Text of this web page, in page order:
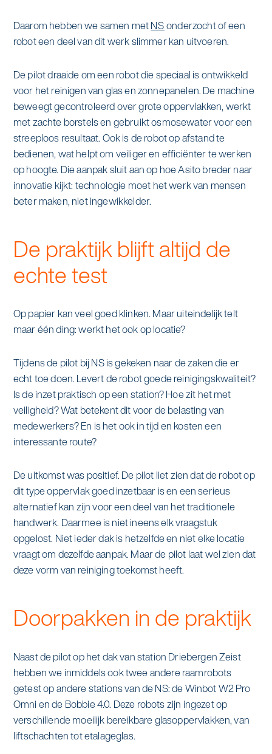
Daarom hebben we samen metNSonderzocht of een
robot een deel van dit werk slimmer kan uitvoeren.
De pilot draaide om een robot die speciaal is ontwikkeld
voor het reinigen van glas en zonnepanelen. De machine
beweegt gecontroleerd over grote oppervlakken, werkt
met zachte borstels en gebruikt osmosewater voor een
streeploos resultaat. Ook is de robot op afstand te
bedienen, wat helpt om veiliger en efficiënter te werken
op hoogte. Die aanpak sluit aan op hoe Asito breder naar
innovatie kijkt: technologie moet het werk van mensen
beter maken, niet ingewikkelder.
De praktijk blijft altijd de
echte test
Op papier kan veel goed klinken. Maar uiteindelijk telt
maar één ding: werkt het ook op locatie?
Tijdens de pilot bij NS is gekeken naar de zaken die er
echt toe doen. Levert de robot goede reinigingskwaliteit?
Is de inzet praktisch op een station? Hoe zit het met
veiligheid? Wat betekent dit voor de belasting van
medewerkers? En is het ook in tijd en kosten een
interessante route?
De uitkomst was positief. De pilot liet zien dat de robot op
dit type oppervlak goed inzetbaar is en een serieus
alternatief kan zijn voor een deel van het traditionele
handwerk. Daarmee is niet ineens elk vraagstuk
opgelost. Niet ieder dak is hetzelfde en niet elke locatie
vraagt om dezelfde aanpak. Maar de pilot laat wel zien dat
deze vorm van reiniging toekomst heeft.
Doorpakken in de praktijk
Naast de pilot op het dak van station Driebergen Zeist
hebben we inmiddels ook twee andere raamrobots
getest op andere stations van de NS: de Winbot W2 Pro
Omni en de Bobbie 4.0. Deze robots zijn ingezet op
verschillende moeilijk bereikbare glasoppervlakken, van
liftschachten tot etalageglas.